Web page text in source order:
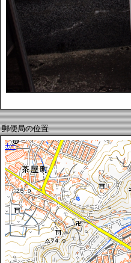
郵便局の位置